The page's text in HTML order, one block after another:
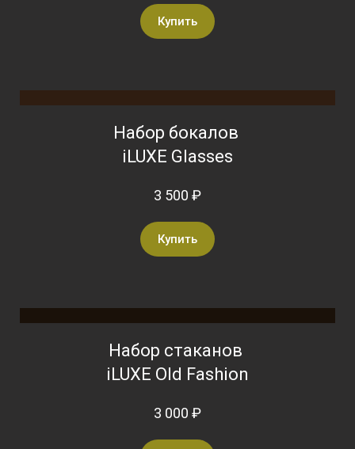
Купить
Набор бокалов
iLUXE Glasses
3 500 ₽
Купить
Набор стаканов
iLUXE Old Fashion
3 000 ₽